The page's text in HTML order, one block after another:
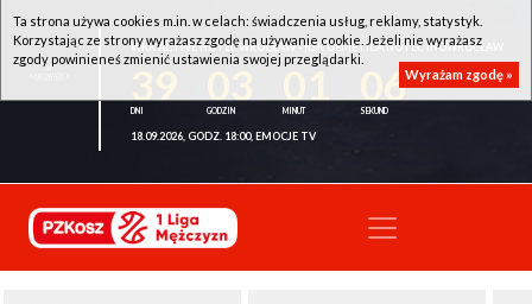
WKK ACTIVE HOTEL WROCŁAW - KSK QEMETICA NOTEĆ INOWROCŁAW
06
18.09.2026, GODZ. 18:00, EMOCJE TV
Ta strona używa cookies m.in. w celach: świadczenia usług, reklamy, statystyk.
Korzystając ze strony wyrażasz zgodę na używanie cookie. Jeżeli nie wyrażasz
zgody powinieneś zmienić ustawienia swojej przeglądarki.
Wyrażam zgodę »